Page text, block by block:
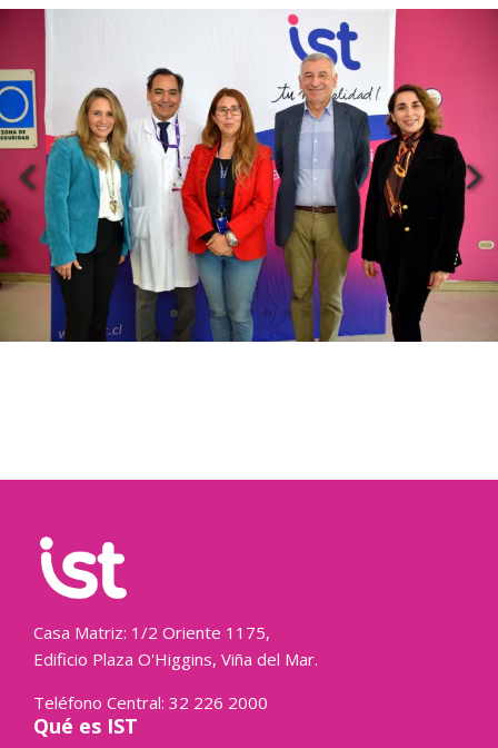
Casa Matriz: 1/2 Oriente 1175,
Edificio Plaza O'Higgins, Viña del Mar.
Teléfono Central: 32 226 2000
Qué es IST